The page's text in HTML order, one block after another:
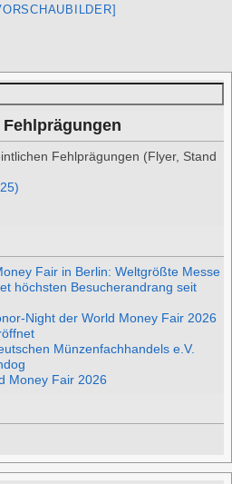
Fehlprägungen (Flyer, Stand
Fair in Berlin: Weltgrößte Messe
höchsten Besucherandrang seit
Night der World Money Fair 2026
Münzenfachhandels e.V.
Money Fair 2026